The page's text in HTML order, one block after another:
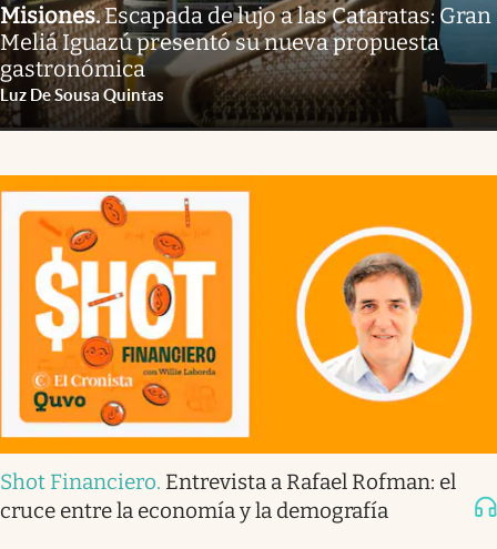
Misiones.Escapada de lujo a las Cataratas: Gran
Meliá Iguazú presentó su nueva propuesta
gastronómica
Luz De Sousa Quintas
Shot Financiero. Entrevista a Rafael Rofman: el
cruce entre la economía y la demografía